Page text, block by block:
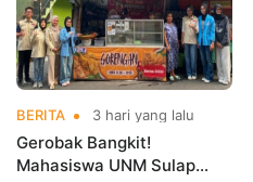
BERITA 3 hari yang lalu
Gerobak Bangkit!
Mahasiswa UNM Sulap